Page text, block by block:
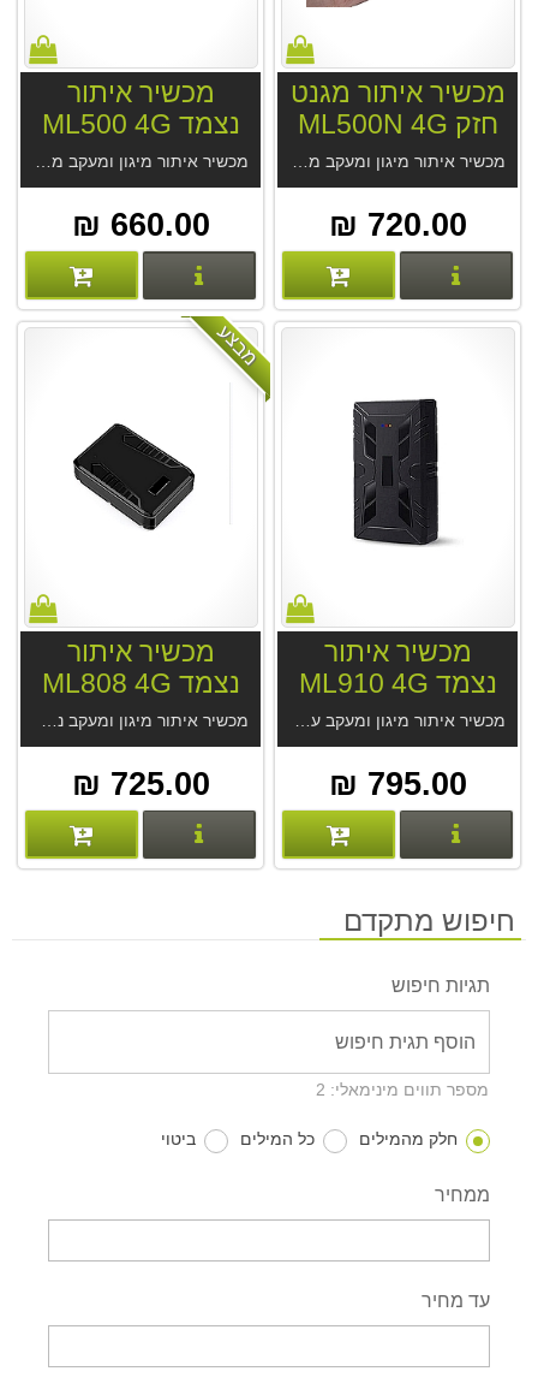
מכשיר איתור מגנט
חזק ML500N 4G
מכשיר איתור מיגון ומעקב מגנט חזק ML500N 4G לשימושים רבים. סוללה 7-35 יום. המכשיר האידיאלי למעקב נצמד. נוח להצמדה. מקלט GPS מודרני, דיוק מעשי 2.5 מטר בנסיעה. אטום למים, האזנה סמויה. מחיר המכשיר אצלינו כולל מנוי לתמיד מהיצרן.
720.00 ₪
פרטים נוספים
מכשיר איתור
נצמד ML500 4G
מכשיר איתור מיגון ומעקב מגנטי ML500 4G לשימושים רבים. סוללה 10-35 יום. מקלט GPS מודרני, דיוק מעשי 2.5 מטר בנסיעה. אטום למים, לחצן מצוקה, האזנה סמויה. מחיר המכשיר אצלינו כולל מנוי לתמיד מהיצרן.
660.00 ₪
פרטים נוספים
מכשיר איתור
נצמד ML910 4G
795.00 ₪
פרטים נוספים
מבצע
מכשיר איתור
נצמד ML808 4G
725.00 ₪
פרטים נוספים
חיפוש מתקדם
תגיות חיפוש
מספר תווים מינימאלי: 2
חלק מהמילים כל המילים ביטוי
ממחיר
עד מחיר